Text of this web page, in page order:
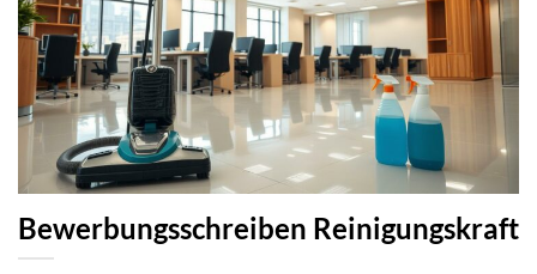
Bewerbungsschreiben Reinigungskraft